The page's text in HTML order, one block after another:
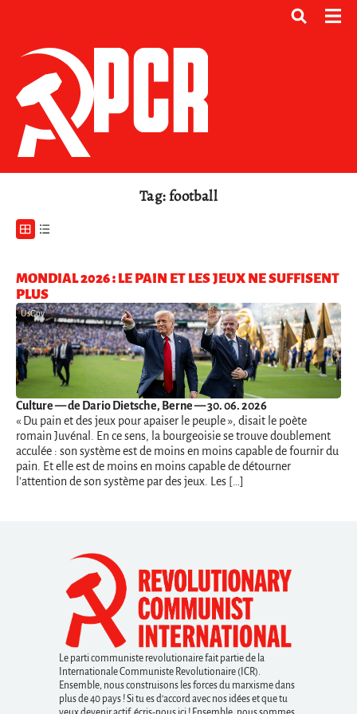
Tag: football
MONDIAL 2026 : LE PAIN ET LES JEUX NE SUFFISENT
PLUS
UsGov
Culture— de Dario Dietsche, Berne — 30. 06. 2026
« Du pain et des jeux pour apaiser le peuple », disait le poète
romain Juvénal. En ce sens, la bourgeoisie se trouve doublement
acculée : son système est de moins en moins capable de fournir du
pain. Et elle est de moins en moins capable de détourner
l'attention de son système par des jeux. Les […]
Le parti communiste revolutionaire fait partie de la
Internationale Communiste Revolutionaire (ICR).
Ensemble, nous construisons les forces du marxisme dans
plus de 40 pays ! Si tu es d’accord avec nos idées et que tu